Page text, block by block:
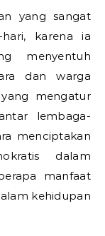
yang sangat
karena ia
menyentuh
dan warga
mengatur
lembaga-
menciptakan
dalam
manfaat
kehidupan